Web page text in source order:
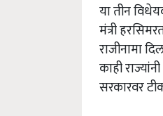
या तीन
मंत्री
राजीनामा
काही
सरकारवर